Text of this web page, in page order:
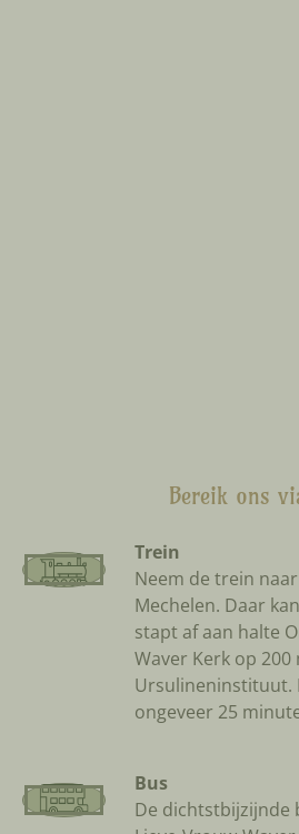
Bereik ons
Trein
Neem de trein
Mechelen. Daar
stapt af aan halte
Waver Kerk op
ongeveer 25
Bus
De dichtstbijzijnde